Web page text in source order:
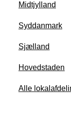
Midtjylland
Syddanmark
Sjælland
Hovedstaden
Alle